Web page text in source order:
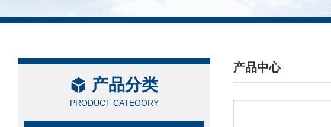
产品分类
PRODUCT CATEGORY
产品中心
/ PRODUCTS CENTER